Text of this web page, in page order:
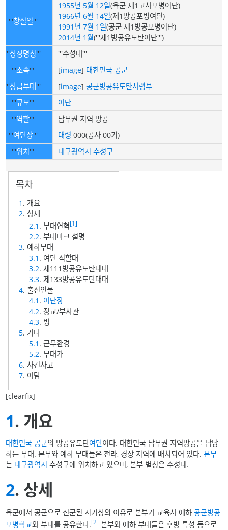
'''창설일'''
1955년 5월 12일(육군 제1고사포병여단)
1966년 6월 14일(제1방공포병여단)
1991년 7월 1일(공군 제1방공포병여단)
2014년 1월('''제1방공유도탄여단''')
'''상징명칭'''
'''수성대'''
'''소속''' [image] 대한민국 공군
'''상급부대''' [image] 공군방공유도탄사령부
'''규모'''
여단
'''역할'''
남부권 지역 방공
'''여단장''' 대령 000(공사 00기)
'''위치 ''' 대구광역시 수성구
1 . 개요
2. 상세
2.1 . 부대연혁[1]
2.2. 부대마크 설명
3. 예하부대
3.1 . 여단 직할대
3.2. 제111방공유도탄대대
3.3. 제133방공유도탄대대
4. 출신인물
4.1 . 여단장
4.2. 장교/부사관
4.3. 병
5. 기타
5.1 . 근무환경
5.2. 부대가
6. 사건사고
7. 여담
[clearfix]
1. 개요
대한민국 공군의 방공유도탄여단이다. 대한민국 남부권 지역방공을 담당
하는 부대. 본부와 예하 부대들은 전라, 경상 지역에 배치되어 있다.본부
는 대구광역시 수성구에 위치하고 있으며, 본부 별칭은 수성대.
2. 상세
육군에서 공군으로 전군된 시기상의 이유로 본부가 교육사 예하공군방공
포병학교와 부대를 공유한다.[2] 본부와 예하 부대들은 후방 특성 등으로